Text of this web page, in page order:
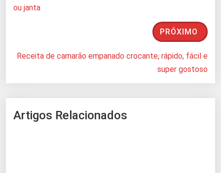
ou janta
PRÓXIMO
Receita de camarão empanado crocante, rápido, fácil e
super gostoso
Artigos Relacionados